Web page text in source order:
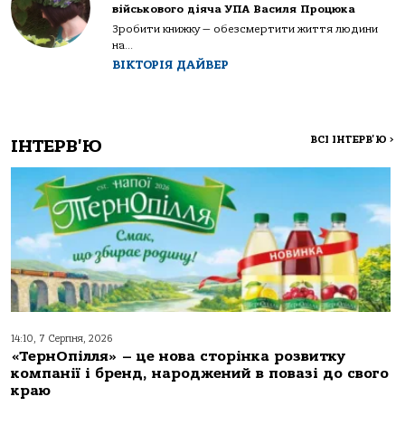
військового діяча УПА Василя Процюка
Зробити книжку — обезсмертити життя людини
на...
ВІКТОРІЯ ДАЙВЕР
ІНТЕРВ'Ю ВСІ ІНТЕРВ'Ю >
14:10, 7 Серпня, 2026
«ТернОпілля» – це нова сторінка розвитку
компанії і бренд, народжений в повазі до свого
краю